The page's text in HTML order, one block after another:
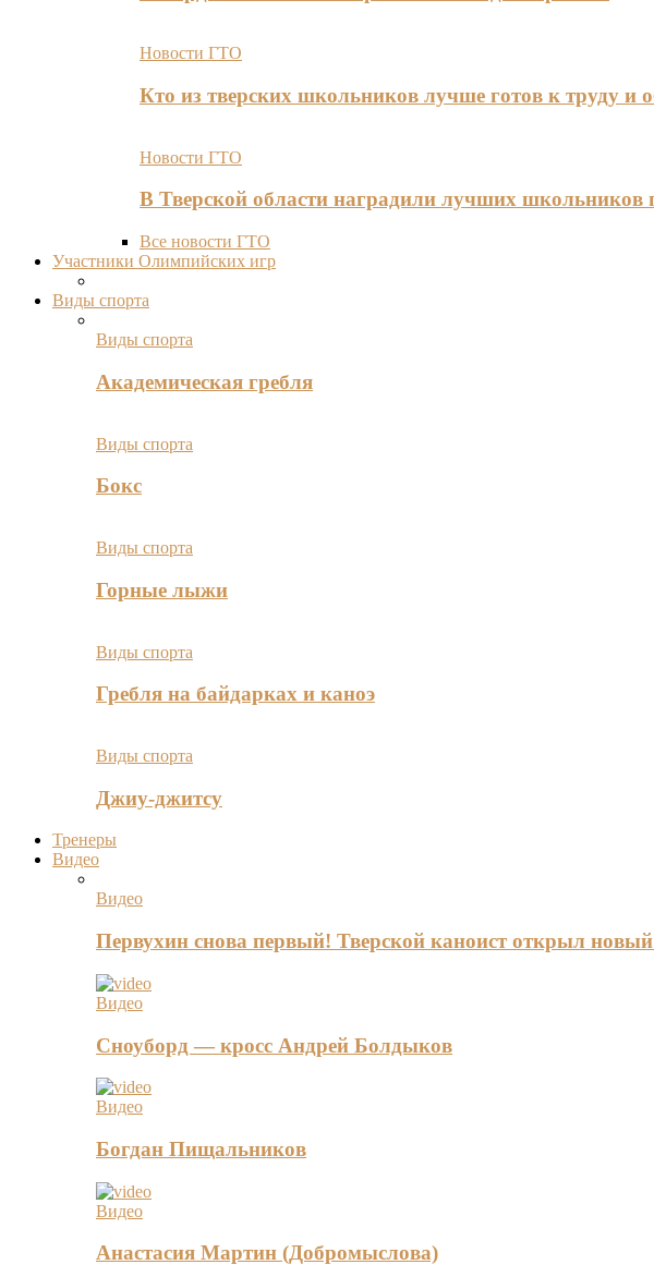
Новости ГТО
Кто из тверских школьников лучше готов к труду и
Новости ГТО
В Тверской области наградили лучших
Все новости ГТО
Участники Олимпийских игр
Виды спорта
Виды спорта
Академическая гребля
Виды спорта
Бокс
Виды спорта
Горные лыжи
Виды спорта
Гребля на байдарках и каноэ
Виды спорта
Джиу-джитсу
Тренеры
Видео
Видео
Первухин снова первый! Тверской каноист открыл
Видео
Сноуборд — кросс Андрей Болдыков
Видео
Богдан Пищальников
Видео
Анастасия Мартин (Добромыслова)